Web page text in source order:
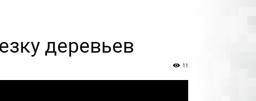
деревьев
11